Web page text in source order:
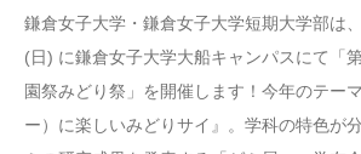
鎌倉女子大学・鎌倉女子大学短期大学部は
(日) に鎌倉女子大学大船キャンパスにて「
園祭みどり祭」を開催します！今年のテー
ー）に楽しいみどりサイ』。学科の特色が